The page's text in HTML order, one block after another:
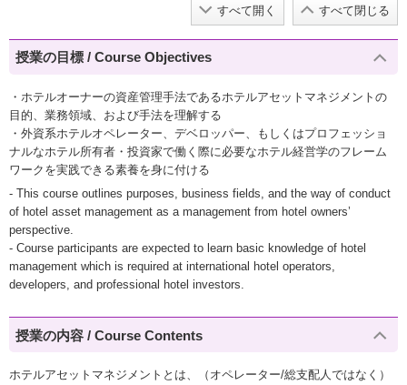
すべて開く すべて閉じる
授業の目標 / Course Objectives
・ホテルオーナーの資産管理手法であるホテルアセットマネジメントの
目的、業務領域、および手法を理解する
・外資系ホテルオペレーター、デベロッパー、もしくはプロフェッショ
ナルなホテル所有者・投資家で働く際に必要なホテル経営学のフレーム
ワークを実践できる素養を身に付ける
- This course outlines purposes, business fields, and the way of conduct
of hotel asset management as a management from hotel owners’
perspective.
- Course participants are expected to learn basic knowledge of hotel
management which is required at international hotel operators,
developers, and professional hotel investors.
授業の内容 / Course Contents
ホテルアセットマネジメントとは、（オペレーター/総支配人ではなく）